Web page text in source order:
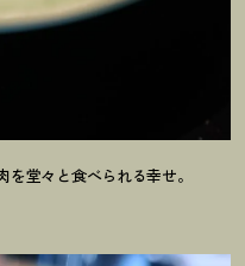
堂々と食べられる幸せ。